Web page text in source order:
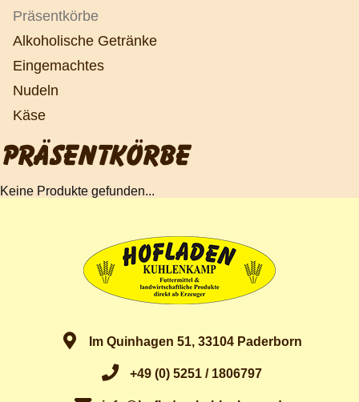
Präsentkörbe
Alkoholische Getränke
Eingemachtes
Nudeln
Käse
PRÄSENTKÖRBE
Keine Produkte gefunden...
Im Quinhagen 51, 33104 Paderborn
+49 (0) 5251 / 1806797